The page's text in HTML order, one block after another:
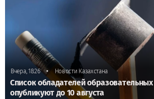
Вчера, 18:26 • Новости Казахстана
Список обладателей
опубликуют до 10 августа